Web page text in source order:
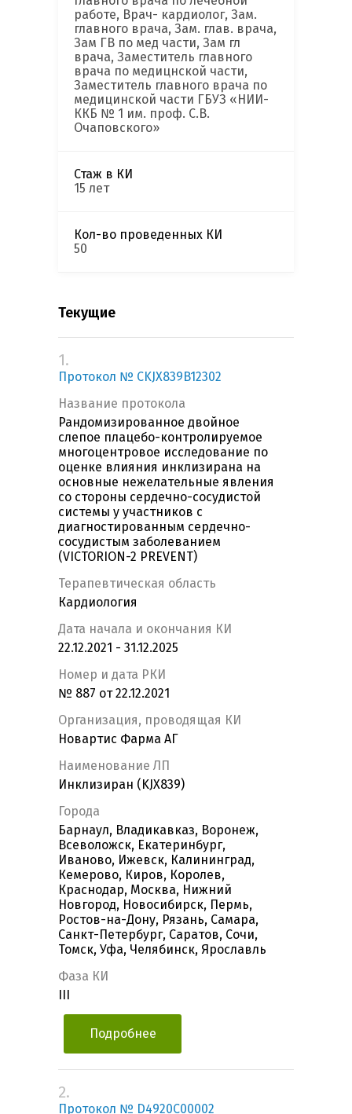
работе, Врач- кардиолог, Зам.
главного врача, Зам. глав. врача,
Зам ГВ по мед части, Зам гл
врача, Заместитель главного
врача по медицнской части,
Заместитель главного врача по
медицинской части ГБУЗ «НИИ-
ККБ № 1 им. проф. С.В.
Очаповского»
Стаж в КИ
15 лет
Кол-во проведенных КИ
50
Текущие
1.
Протокол № CKJX839B12302
Название протокола
Рандомизированное двойное
слепое плацебо-контролируемое
многоцентровое исследование по
оценке влияния инклизирана на
основные нежелательные явления
со стороны сердечно-сосудистой
системы у участников с
диагностированным сердечно-
сосудистым заболеванием
(VICTORION-2 PREVENT)
Терапевтическая область
Кардиология
Дата начала и окончания КИ
22.12.2021 - 31.12.2025
Номер и дата РКИ
№ 887 от 22.12.2021
Организация, проводящая КИ
Новартис Фарма АГ
Наименование ЛП
Инклизиран (KJX839)
Города
Барнаул, Владикавказ, Воронеж,
Всеволожск, Екатеринбург,
Иваново, Ижевск, Калининград,
Кемерово, Киров, Королев,
Краснодар, Москва, Нижний
Новгород, Новосибирск, Пермь,
Ростов-на-Дону, Рязань, Самара,
Санкт-Петербург, Саратов, Сочи,
Томск, Уфа, Челябинск, Ярославль
Фаза КИ
Подробнее
2.
Протокол № D4920C00002